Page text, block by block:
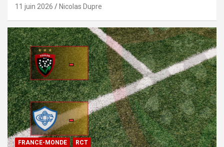
11 juin 2026 Nicolas Dupre
FRANCE-MONDE RCT